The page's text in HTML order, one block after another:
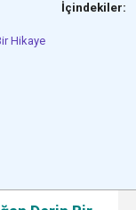
İçindekiler:
Hikaye